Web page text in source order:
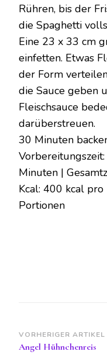
Rühren, bis der
die Spaghetti
Eine 23 x 33 cm
einfetten. Etwas
der Form
die Sauce geben
Fleischsauce
darüberstreuen.
30 Minuten
Minuten |
Kcal: 400 kcal
Portionen
VORHERIGER ARTIKEL
Angel Hühnchenreis